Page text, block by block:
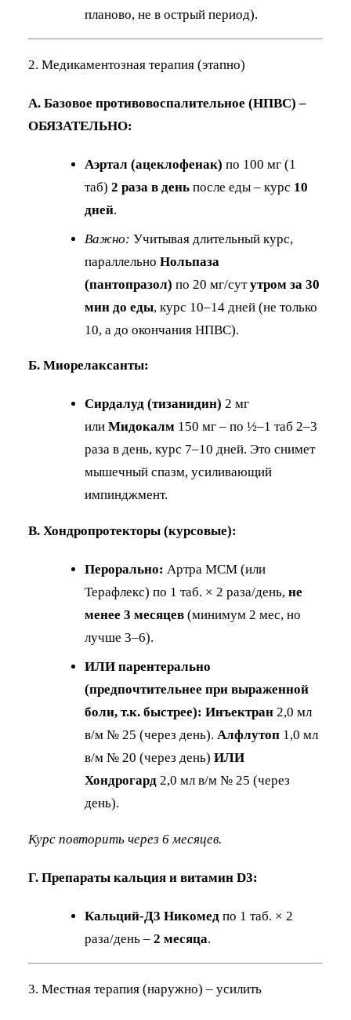
планово, не в острый период).
2. Медикаментозная терапия (этапно)
А. Базовое противовоспалительное (НПВС) –
ОБЯЗАТЕЛЬНО:
Аэртал (ацеклофенак) по 100 мг (1
таб) 2 раза в день после еды – курс 10
дней.
Важно: Учитывая длительный курс,
параллельно Нольпаза
(пантопразол) по 20 мг/сутутром за 30
мин до еды, курс 10–14 дней (не только
10, а до окончания НПВС).
Б. Миорелаксанты:
Сирдалуд (тизанидин) 2 мг
или Мидокалм 150 мг – по ½–1 таб 2–3
раза в день, курс 7–10 дней. Это снимет
мышечный спазм, усиливающий
импинджмент.
В. Хондропротекторы (курсовые):
Перорально: Артра МСМ (или
Терафлекс) по 1 таб. × 2 раза/день, не
менее 3 месяцев (минимум 2 мес, но
лучше 3–6).
ИЛИ парентерально
(предпочтительнее при выраженной
боли, т.к. быстрее): Инъектран 2,0 мл
в/м № 25 (через день). Алфлутоп 1,0 мл
в/м № 20 (через день) ИЛИ
Хондрогард 2,0 мл в/м № 25 (через
день).
Курс повторить через 6 месяцев.
Г. Препараты кальция и витамин D3:
Кальций-Д3 Никомед по 1 таб. × 2
раза/день – 2 месяца.
3. Местная терапия (наружно) – усилить